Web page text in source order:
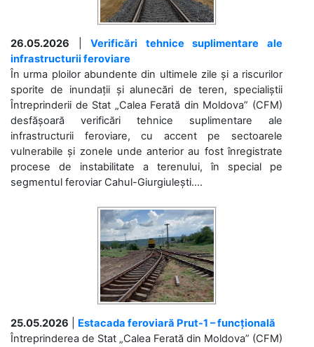
26.05.2026 |Verificări tehnice suplimentare ale
infrastructurii feroviare
În urma ploilor abundente din ultimele zile și a riscurilor
sporite de inundații și alunecări de teren, specialiștii
Întreprinderii de Stat „Calea Ferată din Moldova” (CFM)
desfășoară verificări tehnice suplimentare ale
infrastructurii feroviare, cu accent pe sectoarele
vulnerabile și zonele unde anterior au fost înregistrate
procese de instabilitate a terenului, în special pe
segmentul feroviar Cahul-Giurgiulești....
25.05.2026
Estacada feroviară Prut-1 – funcțională
Întreprinderea de Stat „Calea Ferată din Moldova” (CFM)